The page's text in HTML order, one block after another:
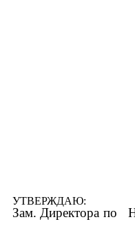
УТВЕРЖДАЮ:
Зам. Директора